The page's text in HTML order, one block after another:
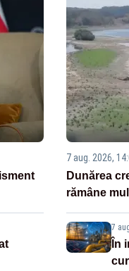
7 aug. 2026,
Dunărea
rămâne
7
În